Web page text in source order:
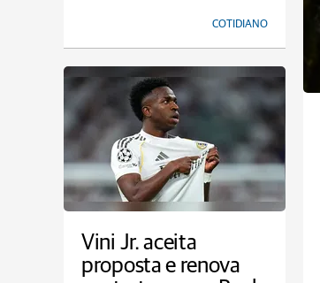
COTIDIANO
Vini Jr. aceita
proposta e renova